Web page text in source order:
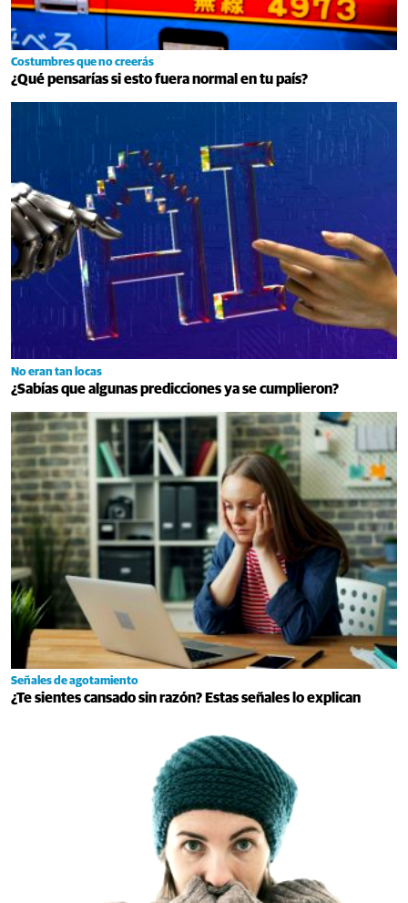
Costumbres que no creerás
¿Qué pensarías si esto fuera normal en tu país?
No eran tan locas
¿Sabías que algunas predicciones ya se cumplieron?
Señales de agotamiento
¿Te sientes cansado sin razón? Estas señales lo explican